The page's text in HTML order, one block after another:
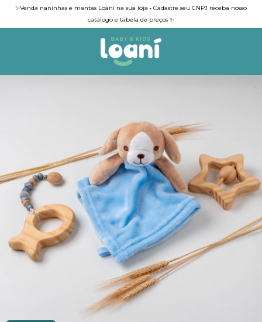
✨Venda naninhas e mantas Loaní na sua loja • Cadastre seu CNPJ receba nosso
catálogo e tabela de preços ✨